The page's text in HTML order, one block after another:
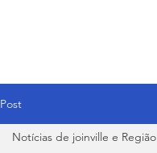
Post
Notícias de joinville e Região